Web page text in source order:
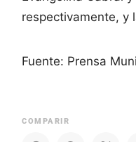
respectivamente, y
Fuente: Prensa
COMPARIR